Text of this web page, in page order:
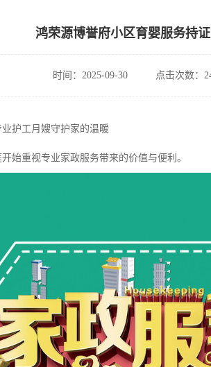
鸿荣源博誉府小区育婴服务持
时间：2025-09-30 点击次数：
护工月嫂守护家的温暖
始重视专业家政服务带来的价值与便利。